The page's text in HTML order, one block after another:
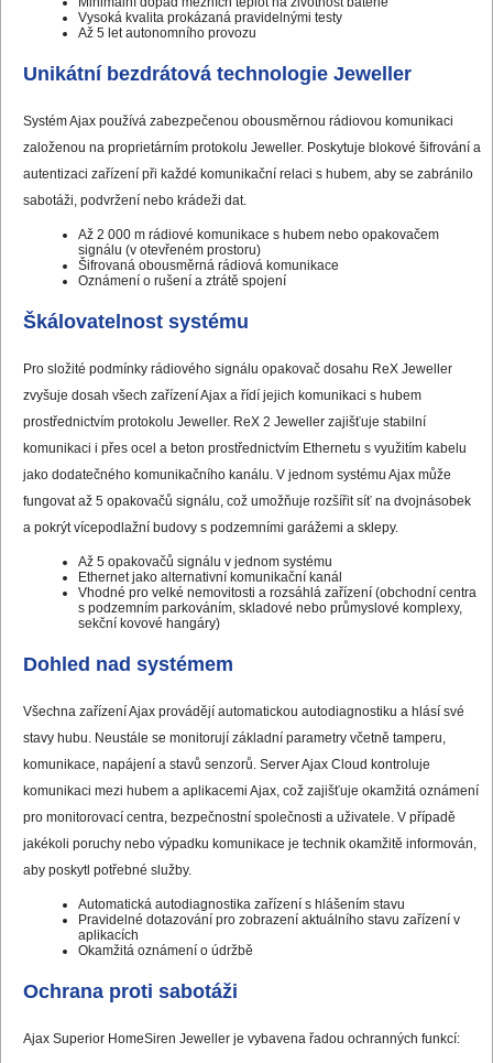
Vysoká kvalita prokázaná pravidelnými testy
Až 5 let autonomního provozu
Unikátní bezdrátová technologie Jeweller
Systém Ajax používá zabezpečenou obousměrnou rádiovou komunikaci
založenou na proprietárním protokolu Jeweller. Poskytuje blokové šifrování a
autentizaci zařízení při každé komunikační relaci s hubem, aby se zabránilo
sabotáži, podvržení nebo krádeži dat.
Až 2 000 m rádiové komunikace s hubem nebo opakovačem
signálu (v otevřeném prostoru)
Šifrovaná obousměrná rádiová komunikace
Oznámení o rušení a ztrátě spojení
Škálovatelnost systému
Pro složité podmínky rádiového signálu opakovač dosahu ReX Jeweller
zvyšuje dosah všech zařízení Ajax a řídí jejich komunikaci s hubem
prostřednictvím protokolu Jeweller. ReX 2 Jeweller zajišťuje stabilní
komunikaci i přes ocel a beton prostřednictvím Ethernetu s využitím kabelu
jako dodatečného komunikačního kanálu. V jednom systému Ajax může
fungovat až 5 opakovačů signálu, což umožňuje rozšířit síť na dvojnásobek
a pokrýt vícepodlažní budovy s podzemními garážemi a sklepy.
Až 5 opakovačů signálu v jednom systému
Ethernet jako alternativní komunikační kanál
Vhodné pro velké nemovitosti a rozsáhlá zařízení (obchodní centra
s podzemním parkováním, skladové nebo průmyslové komplexy,
sekční kovové hangáry)
Dohled nad systémem
Všechna zařízení Ajax provádějí automatickou autodiagnostiku a hlásí své
stavy hubu. Neustále se monitorují základní parametry včetně tamperu,
komunikace, napájení a stavů senzorů. Server Ajax Cloud kontroluje
komunikaci mezi hubem a aplikacemi Ajax, což zajišťuje okamžitá oznámení
pro monitorovací centra, bezpečnostní společnosti a uživatele. V případě
jakékoli poruchy nebo výpadku komunikace je technik okamžitě informován,
aby poskytl potřebné služby.
Automatická autodiagnostika zařízení s hlášením stavu
Pravidelné dotazování pro zobrazení aktuálního stavu zařízení v
aplikacích
Okamžitá oznámení o údržbě
Ochrana proti sabotáži
Ajax Superior HomeSiren Jeweller je vybavena řadou ochranných funkcí: